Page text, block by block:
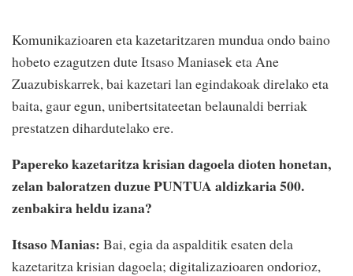
Komunikazioaren eta kazetaritzaren mundua ondo baino
hobeto ezagutzen dute Itsaso Maniasek eta Ane
Zuazubiskarrek, bai kazetari lan egindakoak direlako eta
baita, gaur egun, unibertsitateetan belaunaldi berriak
prestatzen dihardutelako ere.
Papereko kazetaritza krisian dagoela dioten honetan,
zelan baloratzen duzue PUNTUA aldizkaria 500.
zenbakira heldu izana?
Itsaso Manias: Bai, egia da aspalditik esaten dela
kazetaritza krisian dagoela; digitalizazioaren ondorioz,